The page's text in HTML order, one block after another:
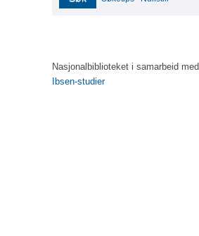
Nasjonalbiblioteket i samarbeid med
Ibsen-studier